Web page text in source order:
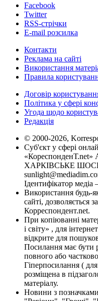
Facebook
Twitter
RSS-стрічки
E-mail розсилка
Контакти
Реклама на сайті
Використання
Правила
Договір
Політика у сфері
Угода щодо
Редакція
© 2000-2026,
Суб'єкт у сфері
«КореспонденТ.net»
ХАРКІВСЬКЕ ШОСЕ,
Ідентифікатор медіа
Використання будь-
сайті, дозволяється
Корреспондент.net.
При копіюванні
і світу» , для
відкрите для
Посилання має бути
повного або
Гіперпосилання (
розміщена в
матеріалу.
Новини з